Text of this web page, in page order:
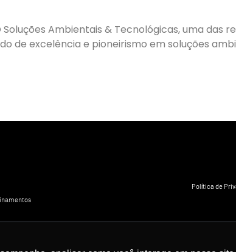
Ambientais & Tecnológicas, uma das
de excelência e pioneirismo em soluções
Política de